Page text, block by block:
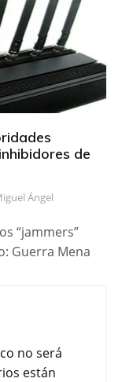
de
Ángel
“jammers”
Guerra Mena
no será
están